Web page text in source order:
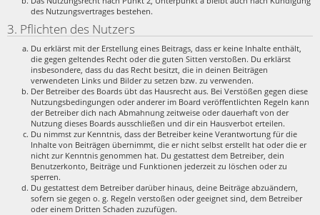
des Nutzungsvertrages bestehen.
3. Pflichten des Nutzers
Du erklärst mit der Erstellung eines Beitrags, dass er keine Inhalte enthält,
die gegen geltendes Recht oder die guten Sitten verstoßen. Du erklärst
insbesondere, dass du das Recht besitzt, die in deinen Beiträgen
verwendeten Links und Bilder zu setzen bzw. zu verwenden.
Der Betreiber des Boards übt das Hausrecht aus. Bei Verstößen gegen diese
Nutzungsbedingungen oder anderer im Board veröffentlichten Regeln kann
der Betreiber dich nach Abmahnung zeitweise oder dauerhaft von der
Nutzung dieses Boards ausschließen und dir ein Hausverbot erteilen.
Du nimmst zur Kenntnis, dass der Betreiber keine Verantwortung für die
Inhalte von Beiträgen übernimmt, die er nicht selbst erstellt hat oder die er
nicht zur Kenntnis genommen hat. Du gestattest dem Betreiber, dein
Benutzerkonto, Beiträge und Funktionen jederzeit zu löschen oder zu
sperren.
Du gestattest dem Betreiber darüber hinaus, deine Beiträge abzuändern,
sofern sie gegen o. g. Regeln verstoßen oder geeignet sind, dem Betreiber
oder einem Dritten Schaden zuzufügen.